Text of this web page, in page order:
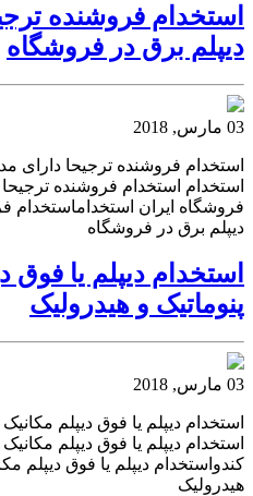
استخدام فروشنده
دیپلم برق در فروشگاه
03 مارس, 2018
استخدام فروشنده ترجیحا دارای
استخدام استخدام فروشنده
فروشگاه ایران استخداماستخدام
دیپلم برق در فروشگاه
استخدام دیپلم یا فوق
پنوماتیک و هیدرولیک
03 مارس, 2018
استخدام دیپلم یا فوق دیپلم
استخدام دیپلم یا فوق دیپلم
کندواستخدام دیپلم یا فوق دیپلم
هیدرولیک